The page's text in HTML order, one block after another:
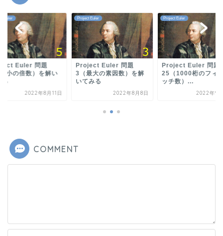
Euler
Euler 問題
小の倍数）を解い
る
2022年8月11日
Project Euler
Project Euler 問題
3（最大の素因数）を解
いてみる
2022年8月8日
Project Euler
Project Euler 問題
25（1000桁のフィ
ッチ数）...
2022年9
COMMENT